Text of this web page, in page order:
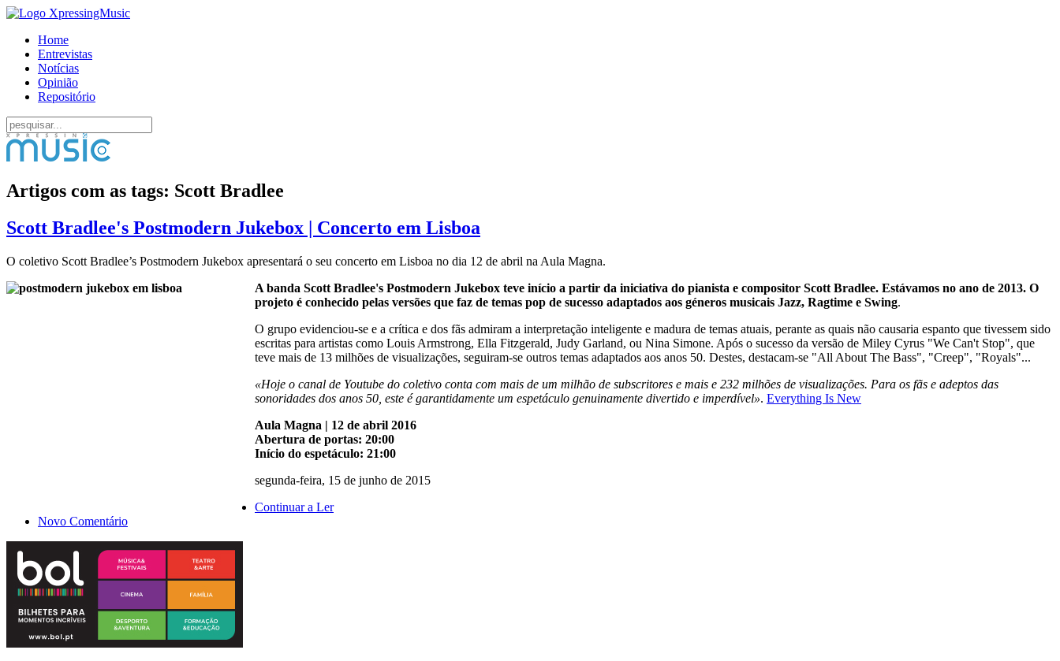
Home
Entrevistas
Notícias
Opinião
Repositório
Artigos com as tags: Scott Bradlee
Scott Bradlee's Postmodern Jukebox | Concerto em Lisboa
O coletivo Scott Bradlee’s Postmodern Jukebox apresentará o seu concerto em Lisboa no dia 12 de abril na Aula Magna.
A banda Scott Bradlee's Postmodern Jukebox teve início a partir da iniciativa do pianista e compositor Scott Bradlee. Estávamos no ano de 2013. O
projeto é conhecido pelas versões que faz de temas pop de sucesso adaptados aos géneros musicais Jazz, Ragtime e Swing.
O grupo evidenciou-se e a crítica e dos fãs admiram a interpretação inteligente e madura de temas atuais, perante as quais não causaria espanto que tivessem sido
escritas para artistas como Louis Armstrong, Ella Fitzgerald, Judy Garland, ou Nina Simone. Após o sucesso da versão de Miley Cyrus "We Can't Stop", que
teve mais de 13 milhões de visualizações, seguiram-se outros temas adaptados aos anos 50. Destes, destacam-se "All About The Bass", "Creep", "Royals"...
«Hoje o canal de Youtube do coletivo conta com mais de um milhão de subscritores e mais e 232 milhões de visualizações. Para os fãs e adeptos das
sonoridades dos anos 50, este é garantidamente um espetáculo genuinamente divertido e imperdível». Everything Is New
Aula Magna | 12 de abril 2016
Abertura de portas: 20:00
Início do espetáculo: 21:00
segunda-feira, 15 de junho de 2015
Continuar a Ler
Novo Comentário